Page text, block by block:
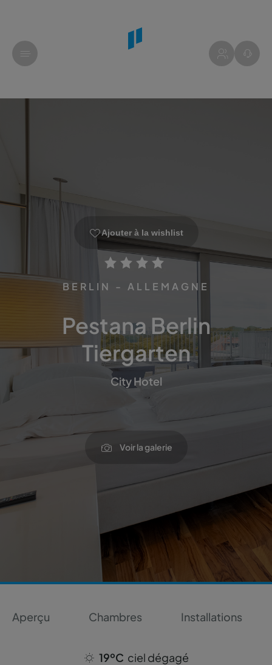
Ajouter à la wishlist
BERLIN - ALLEMAGNE
Pestana Berlin
Tiergarten
City Hotel
Voir la galerie
Aperçu Chambres Installations
19ºC ciel dégagé